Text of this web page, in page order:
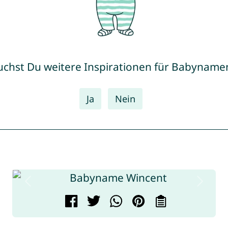
Du weitere Inspirationen für
Ja Nein